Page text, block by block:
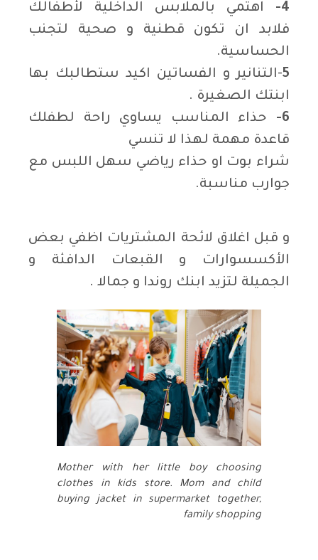
4-
اهتمي بالملابس الداخلية لأطفالك
فلابد ان تكون قطنية و صحية لتجنب
الحساسية.
5-التنانير و الفساتين اكيد ستطالبك بها
ابنتك الصغيرة .
6-
حذاء المناسب يساوي راحة لطفلك
قاعدة مهمة لهذا لا تنسي
شراء بوت او حذاء رياضي سهل اللبس مع
جوارب مناسبة.
و قبل اغلاق لائحة المشتريات اظفي بعض
الأكسسوارات و القبعات الدافئة و
الجميلة لتزيد ابنك روندا و جمالا .
Mother with her little boy choosing
clothes in kids store. Mom and child
buying jacket in supermarket together,
family shopping